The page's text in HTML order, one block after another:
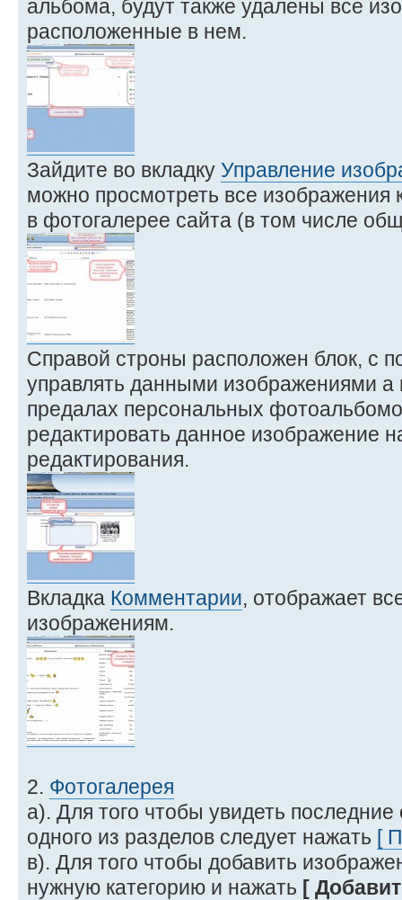
альбома, будут также удалены все
расположенные в нем.
Зайдите во вкладку Управление
можно просмотреть все изображения
в фотогалерее сайта (в том числе
Справой строны расположен блок, с
управлять данными изображениями
предалах персональных
редактировать данное изображение
редактирования.
Вкладка Комментарии, отображает
изображениям.
2. Фотогалерея
а). Для того чтобы увидеть
одного из разделов следует нажать [
в). Для того чтобы добавить
нужную категорию и нажать [